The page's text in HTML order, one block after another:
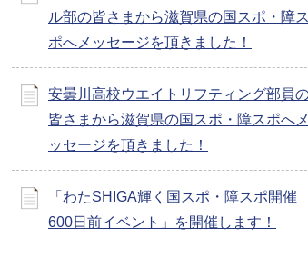
ル部の皆さまから滋賀県の国スポ・障ス
ポへメッセージを頂きました！
安曇川高校ウエイトリフティング部員
皆さまから滋賀県の国スポ・障スポへメ
ッセージを頂きました！
「わたSHIGA輝く国スポ・障スポ開催
600日前イベント」を開催します！